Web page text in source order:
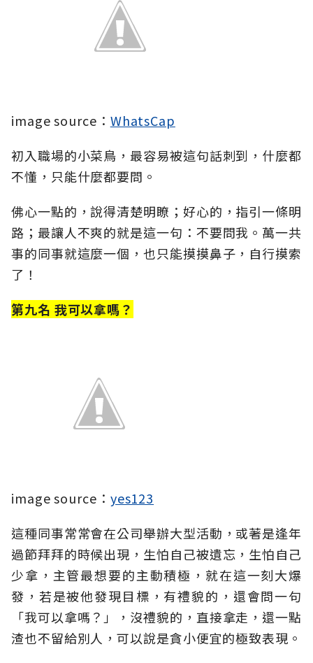
image source： WhatsCap
初入職場的小菜鳥，最容易被這句話刺到，什麼都
不懂，只能什麼都要問。
佛心一點的，說得清楚明瞭；好心的，指引一條明
路；最讓人不爽的就是這一句：不要問我。萬一共
事的同事就這麼一個，也只能摸摸鼻子，自行摸索
了！
第九名 我可以拿嗎？
image source： yes123
這種同事常常會在公司舉辦大型活動，或著是逢年
過節拜拜的時候出現，生怕自己被遺忘，生怕自己
少拿，主管最想要的主動積極，就在這一刻大爆
發，若是被他發現目標，有禮貌的，還會問一句
「我可以拿嗎？」，沒禮貌的，直接拿走，還一點
渣也不留給別人，可以說是貪小便宜的極致表現。